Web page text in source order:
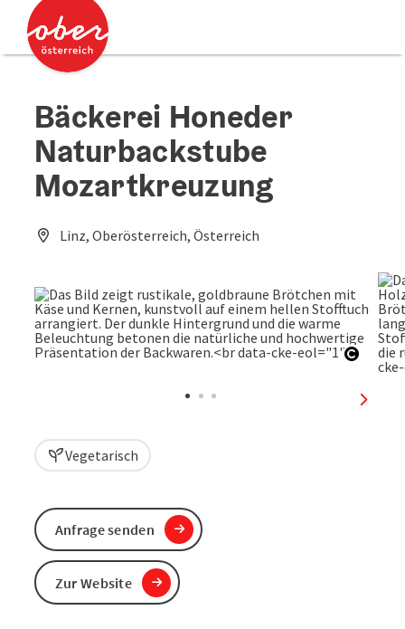
Zum Inhalt
Zum Seitenanfang
Bäckerei Honeder
Naturbackstube
Mozartkreuzung
Linz, Oberösterreich, Österreich
Vegetarisch
Anfrage senden
Zur Website